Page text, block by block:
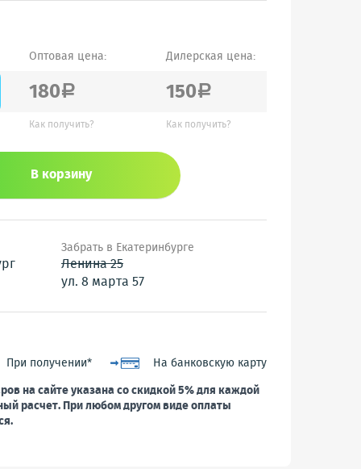
Оптовая цена:
180a
Как получить?
Дилерская цена:
150a
Как получить?
В корзину
Забрать в Екатеринбурге
Ленина 25
ул. 8 марта 57
При получении*
На банковскую карту
на сайте указана со скидкой 5% для каждой
расчет. При любом другом виде оплаты